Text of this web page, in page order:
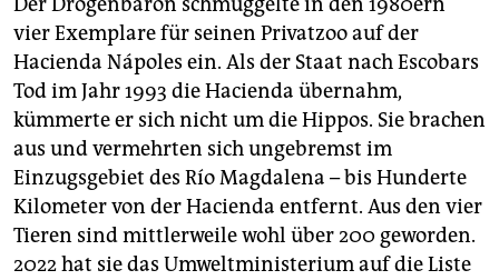
vier Exemplare für seinen Privatzoo auf der
Hacienda Nápoles ein. Als der Staat nach Escobars
Tod im Jahr 1993 die Hacienda übernahm,
kümmerte er sich nicht um die Hippos. Sie brachen
aus und vermehrten sich ungebremst im
Einzugsgebiet des Río Magdalena – bis Hunderte
Kilometer von der Hacienda entfernt. Aus den vier
Tieren sind mittlerweile wohl über 200 geworden.
2022 hat sie das Umweltministerium auf die Liste